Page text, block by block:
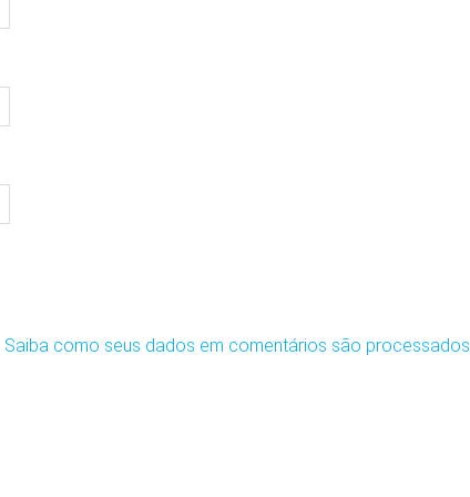
Saiba como seus dados em comentários são processados